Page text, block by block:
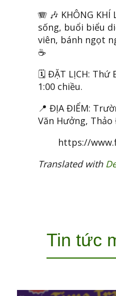
🪗 🎶 KHÔNG
sống, buổi biểu
viên, bánh ngọt
☕
🗓️ ĐẶT LỊCH: Thứ
1:00 chiều.
📍 ĐỊA ĐIỂM:
Văn Hưởng,
https://
Translated with
Tin tức